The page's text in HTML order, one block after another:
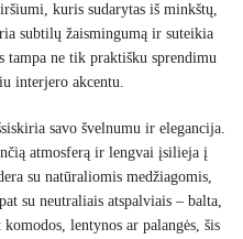
kuris sudarytas iš minkštų,
subtilų žaismingumą ir suteikia
ne tik praktišku sprendimu
interjero akcentu.
savo švelnumu ir elegancija.
atmosferą ir lengvai įsilieja į
su natūraliomis medžiagomis,
su neutraliais atspalviais – balta,
lentynos ar palangės, šis